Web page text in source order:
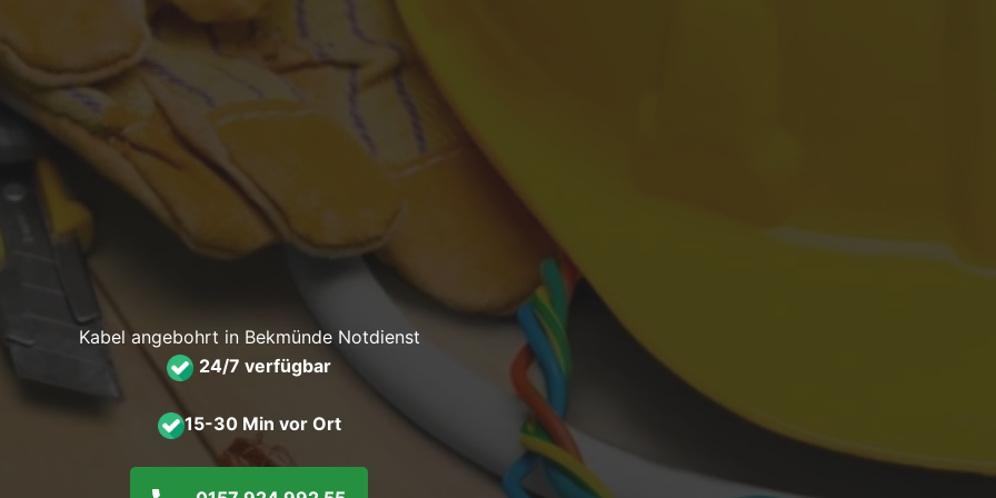
Kabel angebohrt in Bekmünde Notdienst
24/7 verfügbar
15-30 Min vor Ort